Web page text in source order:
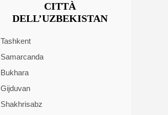
CITTÀ
DELL’UZBEKISTAN
Tashkent
Samarcanda
Bukhara
Gijduvan
Shakhrisabz